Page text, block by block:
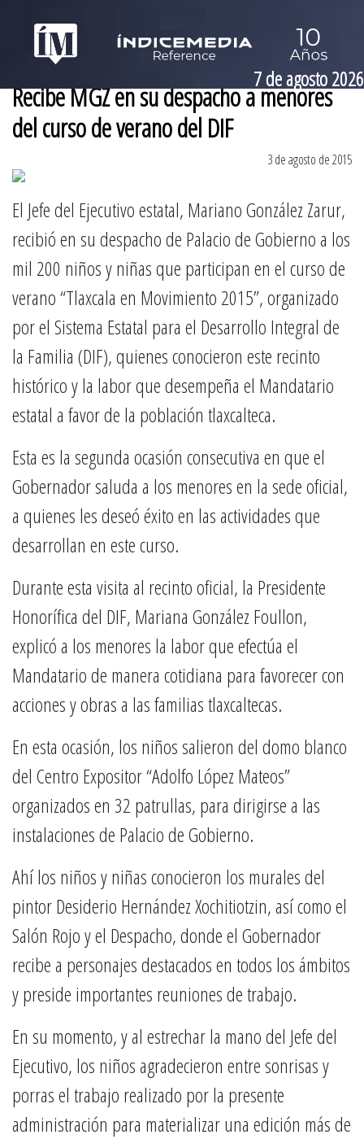
7 de agosto 2026
Recibe MGZ en su despacho a menores
del curso de verano del DIF
3 de agosto de 2015
El Jefe del Ejecutivo estatal, Mariano González Zarur,
recibió en su despacho de Palacio de Gobierno a los
mil 200 niños y niñas que participan en el curso de
verano “Tlaxcala en Movimiento 2015”, organizado
por el Sistema Estatal para el Desarrollo Integral de
la Familia (DIF), quienes conocieron este recinto
histórico y la labor que desempeña el Mandatario
estatal a favor de la población tlaxcalteca.
Esta es la segunda ocasión consecutiva en que el
Gobernador saluda a los menores en la sede oficial,
a quienes les deseó éxito en las actividades que
desarrollan en este curso.
Durante esta visita al recinto oficial, la Presidente
Honorífica del DIF, Mariana González Foullon,
explicó a los menores la labor que efectúa el
Mandatario de manera cotidiana para favorecer con
acciones y obras a las familias tlaxcaltecas.
En esta ocasión, los niños salieron del domo blanco
del Centro Expositor “Adolfo López Mateos”
organizados en 32 patrullas, para dirigirse a las
instalaciones de Palacio de Gobierno.
Ahí los niños y niñas conocieron los murales del
pintor Desiderio Hernández Xochitiotzin, así como el
Salón Rojo y el Despacho, donde el Gobernador
recibe a personajes destacados en todos los ámbitos
y preside importantes reuniones de trabajo.
En su momento, y al estrechar la mano del Jefe del
Ejecutivo, los niños agradecieron entre sonrisas y
porras el trabajo realizado por la presente
administración para materializar una edición más de